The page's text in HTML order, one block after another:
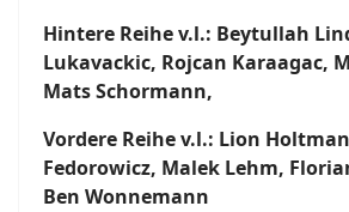
Hintere Reihe v.l.: Beytullah
Lukavackic, Rojcan Karaagac,
Mats Schormann,
Vordere Reihe v.l.: Lion
Fedorowicz, Malek Lehm,
Ben Wonnemann